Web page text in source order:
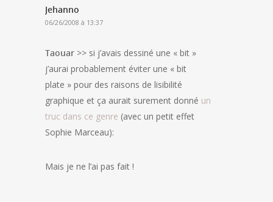
Jehanno
06/26/2008 à 13:37
Taouar >> si j’avais dessiné une « bit »
j’aurai probablement éviter une « bit
plate » pour des raisons de lisibilité
graphique et ça aurait surement donné un
truc dans ce genre (avec un petit effet
Sophie Marceau):
Mais je ne l’ai pas fait !